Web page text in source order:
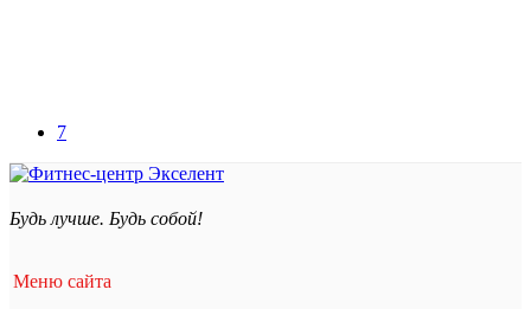
7
Будь лучше. Будь собой!
Меню сайта